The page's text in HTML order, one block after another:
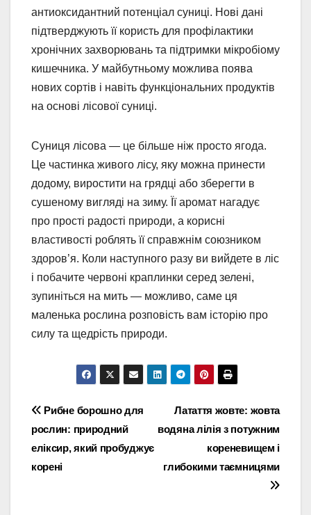
антиоксидантний потенціал суниці. Нові дані
підтверджують її користь для профілактики
хронічних захворювань та підтримки мікробіому
кишечника. У майбутньому можлива поява
нових сортів і навіть функціональних продуктів
на основі лісової суниці.
Суниця лісова — це більше ніж просто ягода.
Це частинка живого лісу, яку можна принести
додому, виростити на грядці або зберегти в
сушеному вигляді на зиму. Її аромат нагадує
про прості радості природи, а корисні
властивості роблять її справжнім союзником
здоров’я. Коли наступного разу ви вийдете в ліс
і побачите червоні краплинки серед зелені,
зупиніться на мить — можливо, саме ця
маленька рослина розповість вам історію про
силу та щедрість природи.
Навігація
записів
Латаття жовте: жовта
водяна лілія з потужним
кореневищем і
глибокими таємницями
Рибне борошно для
рослин: природний
еліксир, який пробуджує
корені